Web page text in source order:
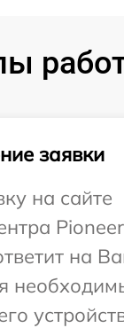
заявки
на сайте
на